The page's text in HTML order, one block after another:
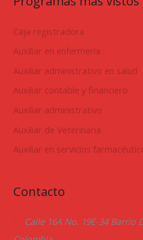
Caja registradora
Auxiliar en enfermería
Auxiliar administrativo en salud
Auxiliar contable y financiero
Auxiliar administrativo
Auxiliar de Veterinaria
Auxiliar en servicios
Contacto
Calle 16A No. 19E-34 Barrio